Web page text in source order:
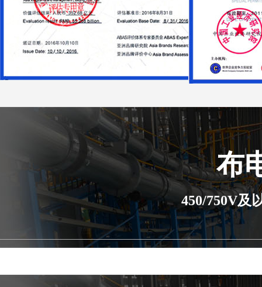
布
450/750V及